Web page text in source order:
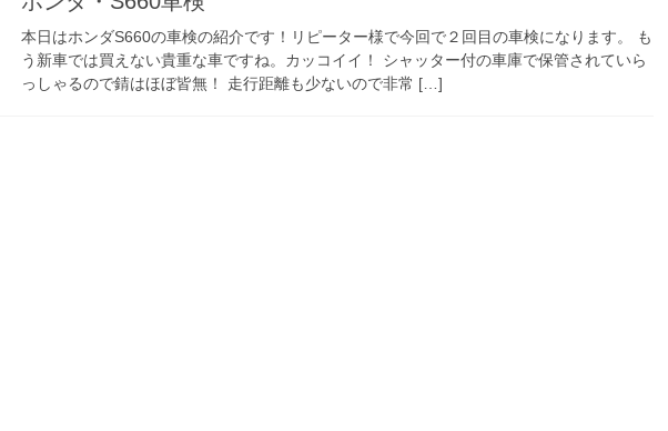
本日はホンダS660の車検の紹介です！リピーター様で今回で２回目の車検になります。 も
う新車では買えない貴重な車ですね。カッコイイ！ シャッター付の車庫で保管されていら
っしゃるので錆はほぼ皆無！ 走行距離も少ないので非常 […]